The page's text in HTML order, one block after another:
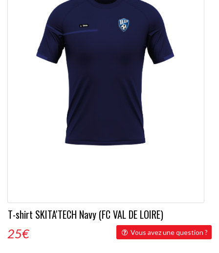
T-shirt SKITA'TECH Navy (FC VAL DE LOIRE)
Vous avez une question ?
25€